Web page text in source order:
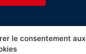
le consentement aux